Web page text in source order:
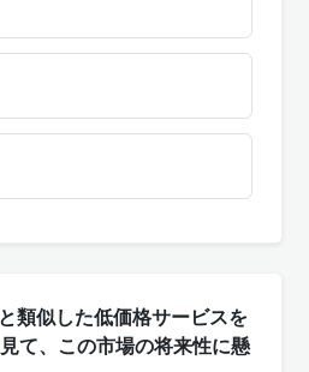
類似した低価格サービスを
て、この市場の将来性に懸